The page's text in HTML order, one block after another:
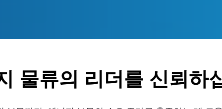
물류의 리더를 신뢰하